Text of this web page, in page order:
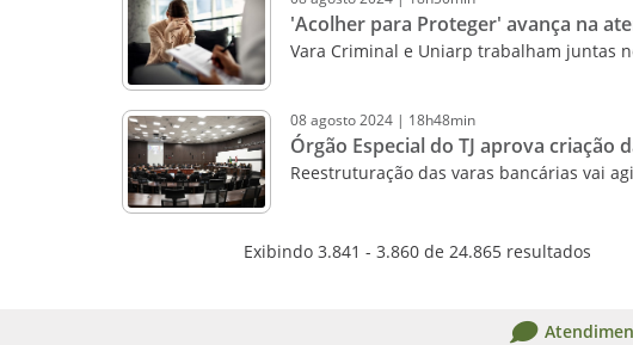
'Acolher para Proteger' avança na
Vara Criminal e Uniarp trabalham juntas
08agosto2024 | 18h48min
Órgão Especial do TJ aprova criação
Reestruturação das varas bancárias vai
Exibindo 3.841 - 3.860 de 24.865 resultados